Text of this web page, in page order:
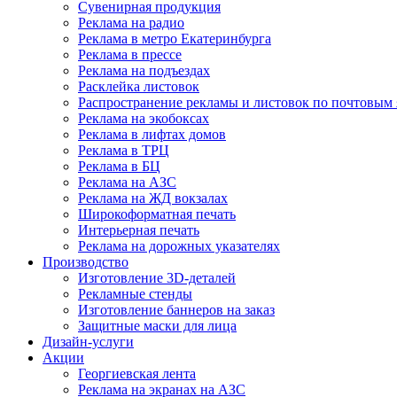
Сувенирная продукция
Реклама на радио
Реклама в метро Екатеринбурга
Реклама в прессе
Реклама на подъездах
Расклейка листовок
Распространение рекламы и листовок по
Реклама на экобоксах
Реклама в лифтах домов
Реклама в ТРЦ
Реклама в БЦ
Реклама на АЗС
Реклама на ЖД вокзалах
Широкоформатная печать
Интерьерная печать
Реклама на дорожных указателях
Производство
Изготовление 3D-деталей
Рекламные стенды
Изготовление баннеров на заказ
Защитные маски для лица
Дизайн-услуги
Акции
Георгиевская лента
Реклама на экранах на АЗС